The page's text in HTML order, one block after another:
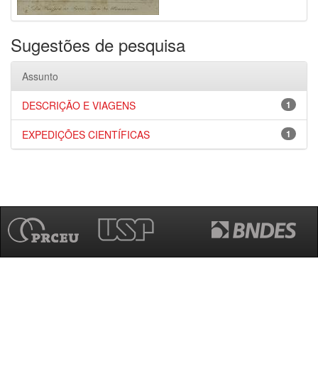
Sugestões de pesquisa
Assunto
1
DESCRIÇÃO E VIAGENS
1
EXPEDIÇÕES CIENTÍFICAS